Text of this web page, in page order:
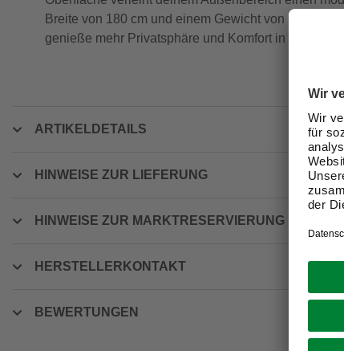
Breite von 180 cm und einem Gewicht von 25.5 kg
genieße mehr Privatsphäre und Komfort in deinem
ARTIKELDETAILS
HINWEISE ZUR LIEFERUNG
HINWEISE ZUR MARKTRESERVIERUNG
HERSTELLERKONTAKT
BEWERTUNGEN